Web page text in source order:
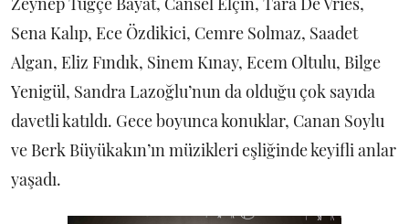
Sena Kalıp, Ece Özdikici, Cemre Solmaz, Saadet
Algan, Eliz Fındık, Sinem Kınay, Ecem Oltulu, Bilge
Yenigül, Sandra Lazoğlu’nun da olduğu çok sayıda
davetli katıldı. Gece boyunca konuklar, Canan Soylu
ve Berk Büyükakın’ın müzikleri eşliğinde keyifli anlar
yaşadı.